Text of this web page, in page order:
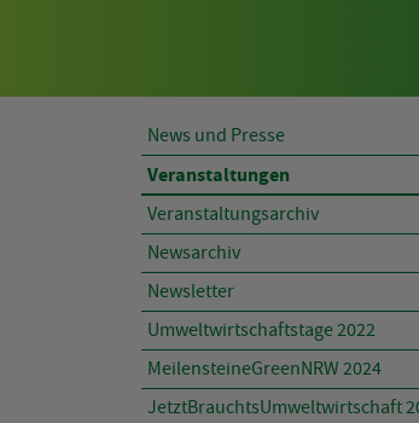
News und Presse
Veranstaltungen
Veranstaltungsarchiv
Newsarchiv
Newsletter
Umweltwirtschaftstage 2022
MeilensteineGreenNRW 2024
JetztBrauchtsUmweltwirtschaft